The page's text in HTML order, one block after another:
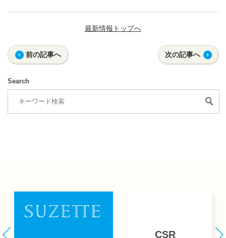
前の記事へ
最新情報トップへ
次の記事へ
Search
CSR